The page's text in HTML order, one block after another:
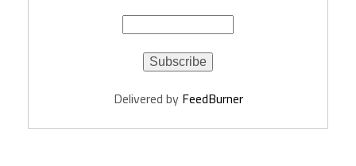
Delivered byFeedBurner